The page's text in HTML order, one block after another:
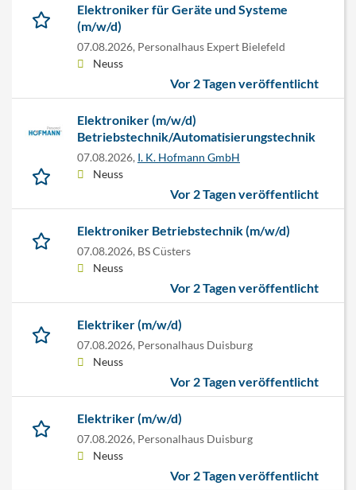
Elektroniker für Geräte und Systeme
(m/w/d)
07.08.2026, Personalhaus Expert Bielefeld
Neuss
Vor 2 Tagen veröffentlicht
Elektroniker (m/w/d)
Betriebstechnik/Automatisierungstechnik
07.08.2026, I. K. Hofmann GmbH
Neuss
Vor 2 Tagen veröffentlicht
Elektroniker Betriebstechnik (m/w/d)
07.08.2026, BS Cüsters
Neuss
Vor 2 Tagen veröffentlicht
Elektriker (m/w/d)
07.08.2026, Personalhaus Duisburg
Neuss
Vor 2 Tagen veröffentlicht
Elektriker (m/w/d)
07.08.2026, Personalhaus Duisburg
Neuss
Vor 2 Tagen veröffentlicht